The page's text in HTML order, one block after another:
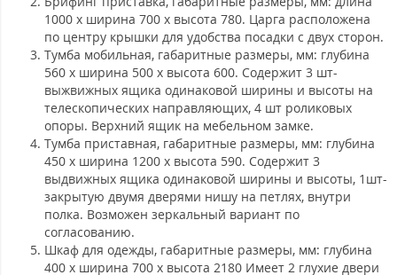
1000 х ширина 700 х высота 780. Царга расположена
по центру крышки для удобства посадки с двух сторон.
Тумба мобильная, габаритные размеры, мм: глубина
560 х ширина 500 х высота 600. Содержит 3 шт-
выжвижных ящика одинаковой ширины и высоты на
телескопических направляющих, 4 шт роликовых
опоры. Верхний ящик на мебельном замке.
Тумба приставная, габаритные размеры, мм: глубина
450 х ширина 1200 х высота 590. Содержит 3
выдвижных ящика одинаковой ширины и высоты, 1шт-
закрытую двумя дверями нишу на петлях, внутри
полка. Возможен зеркальный вариант по
согласованию.
Шкаф для одежды, габаритные размеры, мм: глубина
400 х ширина 700 х высота 2180 Имеет 2 глухие двери